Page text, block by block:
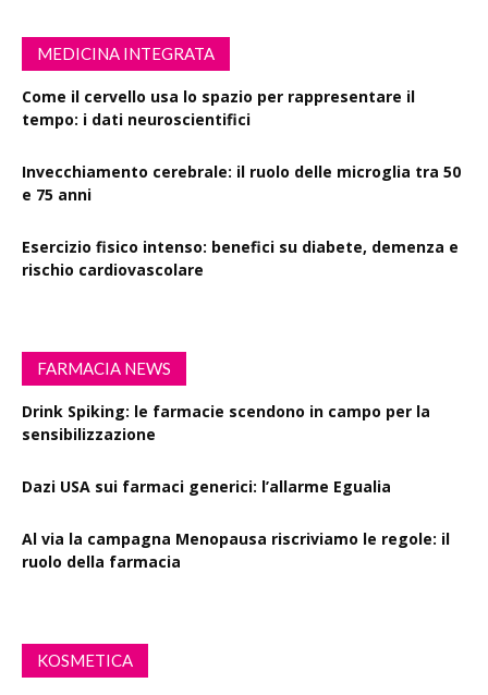
MEDICINA INTEGRATA
Come il cervello usa lo spazio per rappresentare il
tempo: i dati neuroscientifici
Invecchiamento cerebrale: il ruolo delle microglia tra 50
e 75 anni
Esercizio fisico intenso: benefici su diabete, demenza e
rischio cardiovascolare
FARMACIA NEWS
Drink Spiking: le farmacie scendono in campo per la
sensibilizzazione
Dazi USA sui farmaci generici: l’allarme Egualia
Al via la campagna Menopausa riscriviamo le regole: il
ruolo della farmacia
KOSMETICA